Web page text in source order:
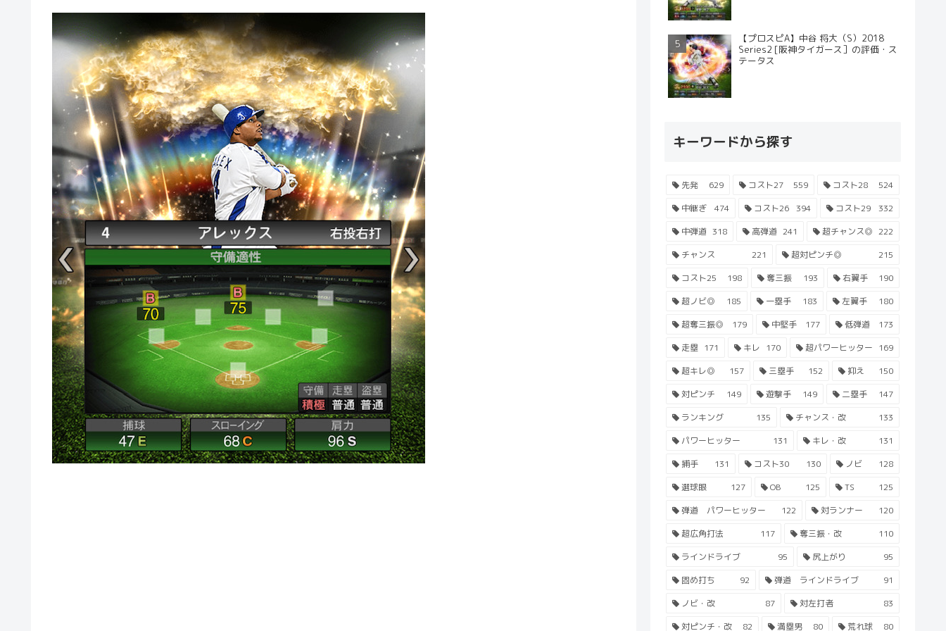
【プロスピA】中谷 将大（S）2018
Series2 [阪神タイガース］の評価・ス
テータス
キーワードから探す
先発 629 コスト27 559 コスト28
524
中継ぎ
474 コスト26 394 コスト29
332
中弾道 318 高弾道 241 超チャンス◎ 222
チャンス
221 超対ピンチ◎
215
コスト25
198 奪三振 193 右翼手
190
超ノビ◎
185 一塁手 183 左翼手
180
超奪三振◎
179 中堅手 177 低弾道
173
走塁 171 キレ 170 超パワーヒッター 169
超キレ◎
157 三塁手 152 抑え
150
対ピンチ
149 遊撃手 149 二塁手
147
ランキング
135 チャンス・改
133
パワーヒッター
131 キレ・改
131
捕手
131 コスト30 130 ノビ
128
選球眼
127 OB 125 TS
125
弾道 パワーヒッター
122 対ランナー
120
超広角打法
117 奪三振・改
110
ラインドライブ
95 尻上がり
95
固め打ち
92 弾道 ラインドライブ
91
ノビ・改
87 対左打者
83
対ピンチ・改
82 満塁男 80 荒れ球 80